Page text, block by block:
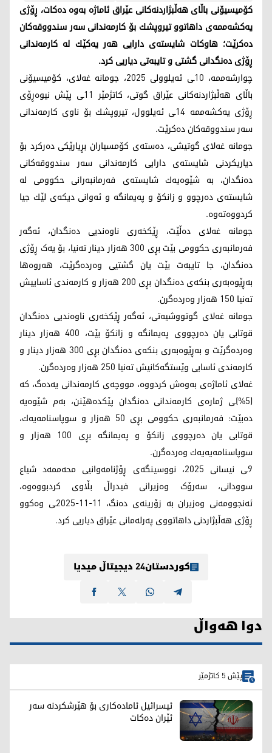
کۆمیسیۆنی باڵای هەڵبژاردنەکانی عێراق ئاماژه‌ به‌وه‌ ده‌كات، ڕۆژی
یه‌كشه‌ممه‌ی داهاتوو تیروپشك بۆ كارمه‌ندانی سه‌ر سندووقه‌كان
ده‌كرێت؛ هاوكات شایسته‌ی دارایی هه‌ر یه‌كێك له‌ كارمه‌ندانی
ڕۆژی ده‌نگدانی گشتی و تایبه‌تی دیاریی كرد.
چوارشه‌ممه‌، 10ـی ئه‌یلوولی 2025، جومانه‌ غه‌لای، کۆمیسیۆنی
باڵای هەڵبژاردنەکانی عێراق گوتی، كاتژمێر 11ـی پێش نیوه‌ڕۆی
ڕۆژی یه‌كشه‌ممه‌ 14ـی ئه‌یلوول، تیروپشك بۆ ناوی كارمه‌ندانی
سه‌ر سندووقه‌كان ده‌كرێت.
جومانه‌ غه‌لای گوتیشی، دەستەی کۆمسیاران بڕیارێکی دەرکرد بۆ
دیاریکردنی شایسته‌ی دارایی کارمەندانی سه‌ر سندووقه‌كانی
ده‌نگدان، به‌ شێوه‌یه‌ك شایسته‌ی فه‌رمانبه‌رانی حكوومی له‌
شایسته‌ی ده‌رچوو و زانكۆ و په‌یمانگه‌ و ئه‌وانی دیكه‌ی لێك جیا
كردووه‌ته‌وه‌.
جومانه‌ غه‌لای ده‌ڵێت، ڕێکخەری ناوەندیی دەنگدان، ئه‌گه‌ر
فه‌رمانبه‌ری حكوومی بێت بڕی 300 هەزار دینار تەنیا، بۆ یەک ڕۆژی
دەنگدان، جا تایبەت بێت یان گشتیی وه‌رده‌گرێت، هه‌روه‌ها
بەڕێوەبەری بنکەی دەنگدان بڕی 200 هه‌زار و كارمه‌ندی ئاساییش
ته‌نیا 150 هه‌زار وه‌رده‌گرن.
جومانه‌ غه‌لای گوتووشیه‌تی، ئه‌گه‌ر ڕێکخەری ناوەندیی دەنگدان
قوتابی یان ده‌رچووی په‌یمانگه‌ و زانكۆ بێت، 400 هه‌زار دینار
وه‌رده‌گرێت و به‌ڕێوه‌به‌ری بنكه‌ی ده‌نگدان بڕی 300 هه‌زار دینار و
كارمه‌ندی ئاسایی وێستگه‌كانیش ته‌نیا 250 هه‌زار وه‌رده‌گرن.
غه‌لای ئاماژه‌ی به‌وه‌ش كردووه‌، مووچەی كارمه‌ندانی یەدەگ، کە
(5%)ـی ژمارەی كارمه‌ندانی دەنگدان پێکدەهێنن، بەم شێوەیە
دەبێت: فه‌رمانبه‌ری حكوومی بڕی 50 هه‌زار و سوپاسنامه‌یه‌ك،
قوتابی یان ده‌رچووی زانكۆ و په‌یمانگه‌ بڕی 100 هه‌زار و
سوپاسنامه‌یه‌یه‌ك وه‌رده‌گرن.
9ـی نیسانی 2025، نووسینگەی ڕۆژنامەوانیی محەممەد شیاع
سوودانی، سەرۆک وەزیرانی فیدراڵ بڵاوی کردبووەوە‌،
ئەنجوومەنی وەزیران بە زۆرینەی دەنگ، 11-11-2025ـی وەکوو
ڕۆژی هەڵبژاردنی داهاتووی پەرلەمانی عێراق دیاریی کرد.
کوردستان24 دیجیتاڵ میدیا
دوا هەواڵ
پێش 5 کاتژمێر
ئیسرائیل ئامادەکاری بۆ هێرشکردنە سەر
ئێران دەکات